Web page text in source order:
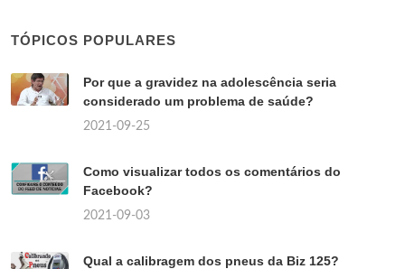
TÓPICOS POPULARES
Por que a gravidez na adolescência seria
considerado um problema de saúde?
2021-09-25
Como visualizar todos os comentários do
Facebook?
2021-09-03
Qual a calibragem dos pneus da Biz 125?